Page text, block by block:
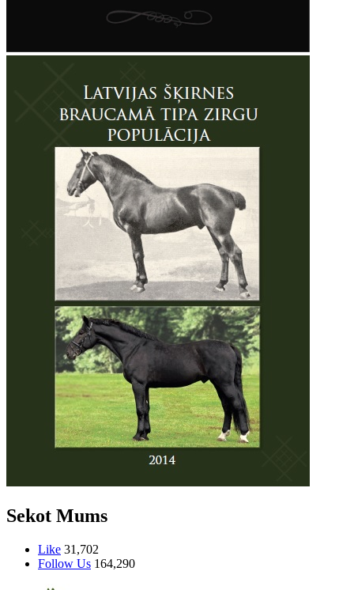
Sekot Mums
Like 31,702
Follow Us 164,290